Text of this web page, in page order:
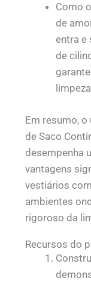
Como
de
entra e
de
Em resumo,
de Saco
desempenha
vantagens
vestiários
ambientes
rigoroso da
Recursos do